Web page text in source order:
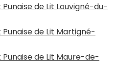
de Lit Louvigné-du-
de Lit Martigné-
de Lit Maure-de-